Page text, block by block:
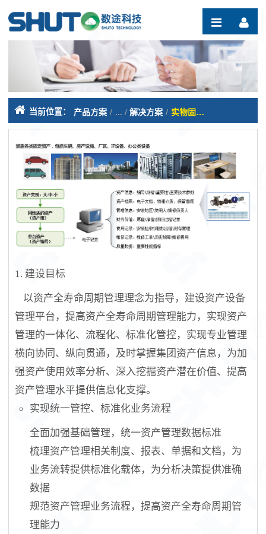
当前位置： 产品方案 / 解决方案 / 实物固定资产管理系统（SEAM）
1. 建设目标
以资产全寿命周期管理理念为指导，建设资产设备
管理平台，提高资产全寿命周期管理能力，实现资产
管理的一体化、流程化、标准化管控，实现专业管理
横向协同、纵向贯通，及时掌握集团资产信息，为加
强资产使用效率分析、深入挖掘资产潜在价值、提高
资产管理水平提供信息化支撑。
实现统一管控、标准化业务流程
全面加强基础管理，统一资产管理数据标准
梳理资产管理相关制度、报表、单据和文档，为
业务流转提供标准化载体，为分析决策提供准确
数据
规范资产管理业务流程，提高资产全寿命周期管
理能力